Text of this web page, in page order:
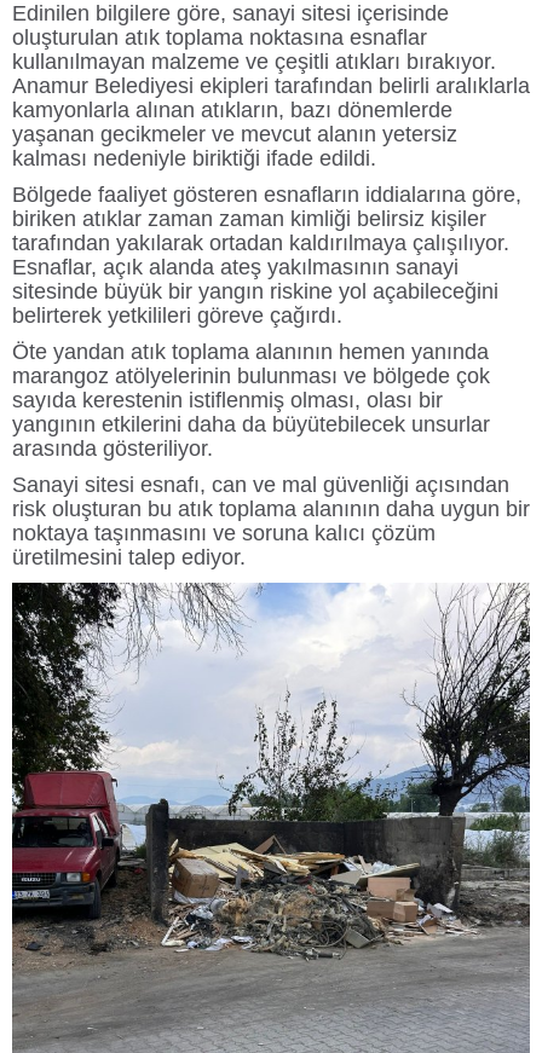
Edinilen bilgilere göre, sanayi sitesi içerisinde
oluşturulan atık toplama noktasına esnaflar
kullanılmayan malzeme ve çeşitli atıkları bırakıyor.
Anamur Belediyesi ekipleri tarafından belirli aralıklarla
kamyonlarla alınan atıkların, bazı dönemlerde
yaşanan gecikmeler ve mevcut alanın yetersiz
kalması nedeniyle biriktiği ifade edildi.
Bölgede faaliyet gösteren esnafların iddialarına göre,
biriken atıklar zaman zaman kimliği belirsiz kişiler
tarafından yakılarak ortadan kaldırılmaya çalışılıyor.
Esnaflar, açık alanda ateş yakılmasının sanayi
sitesinde büyük bir yangın riskine yol açabileceğini
belirterek yetkilileri göreve çağırdı.
Öte yandan atık toplama alanının hemen yanında
marangoz atölyelerinin bulunması ve bölgede çok
sayıda kerestenin istiflenmiş olması, olası bir
yangının etkilerini daha da büyütebilecek unsurlar
arasında gösteriliyor.
Sanayi sitesi esnafı, can ve mal güvenliği açısından
risk oluşturan bu atık toplama alanının daha uygun bir
noktaya taşınmasını ve soruna kalıcı çözüm
üretilmesini talep ediyor.